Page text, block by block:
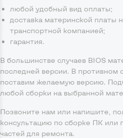
любой удобный вид оплаты;
доставка материнской платы
транспортной компанией;
гарантия.
В большинстве случаев BIOS
последней версии. В противном
поставим желаемую версию.
любой сборки на выбранной
Позвоните нам или напишите,
консультацию по сборке ПК или
частей для ремонта.